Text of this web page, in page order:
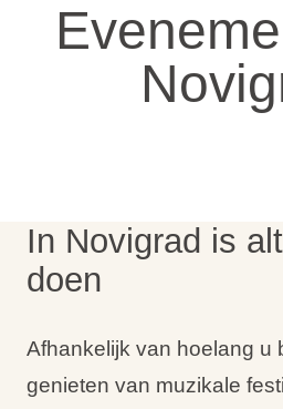
Hotels en resorts
Campings
Bestemmingen
In Novigrad is
doen
Afhankelijk van hoelang u
genieten van muzikale